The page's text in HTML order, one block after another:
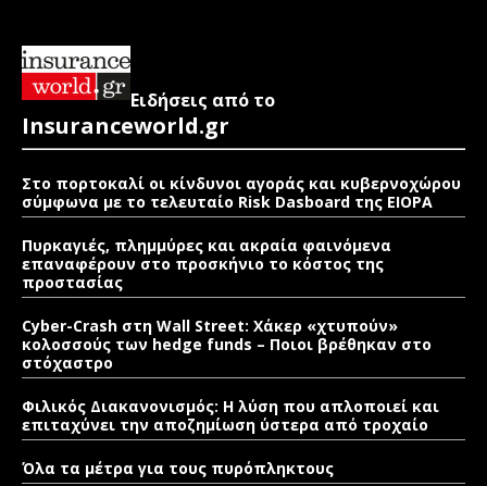
Ειδήσεις από το
Insuranceworld.gr
Στο πορτοκαλί οι κίνδυνοι αγοράς και κυβερνοχώρου
σύμφωνα με το τελευταίο Risk Dasboard της EIOPA
Πυρκαγιές, πλημμύρες και ακραία φαινόμενα
επαναφέρουν στο προσκήνιο το κόστος της
προστασίας
Cyber-Crash στη Wall Street: Χάκερ «χτυπούν»
κολοσσούς των hedge funds – Ποιοι βρέθηκαν στο
στόχαστρο
Φιλικός Διακανονισμός: Η λύση που απλοποιεί και
επιταχύνει την αποζημίωση ύστερα από τροχαίο
Όλα τα μέτρα για τους πυρόπληκτους